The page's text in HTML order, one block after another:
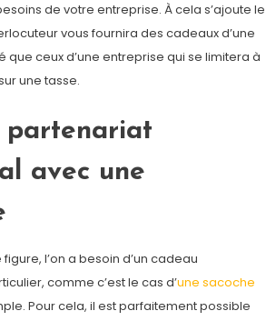
de votre entreprise. À cela s’ajoute le
vous fournira des cadeaux d’une
que ceux d’une entreprise qui se limitera à
une tasse.
partenariat
avec une
l’on a besoin d’un cadeau
comme c’est le cas d’une sacoche
Pour cela, il est parfaitement possible